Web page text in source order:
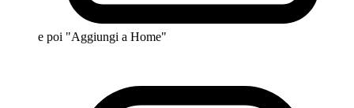
e poi "Aggiungi a Home"